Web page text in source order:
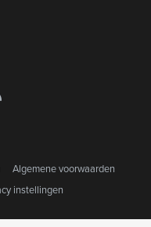
Algemene voorwaarden
instellingen